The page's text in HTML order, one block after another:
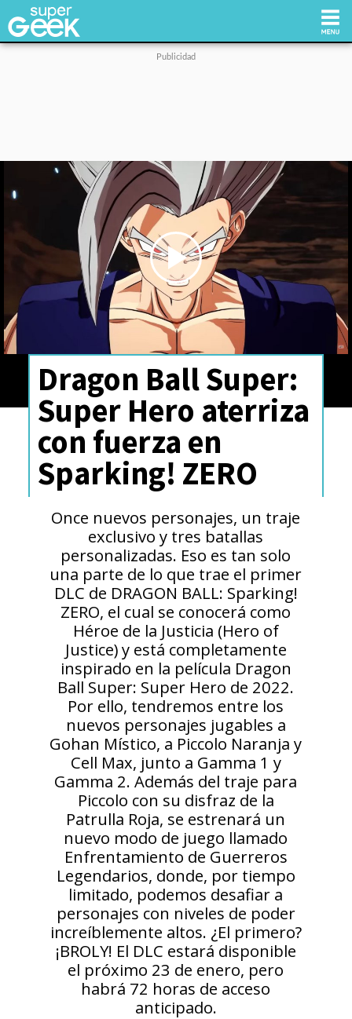
Tecnología
Videojuegos
Reviews
Cultura Pop
Streaming
Síguenos:
Play
Video
Dragon Ball Super:
Super Hero aterriza
con fuerza en
Sparking! ZERO
Once nuevos personajes, un traje
exclusivo y tres batallas
personalizadas. Eso es tan solo
una parte de lo que trae el primer
DLC de DRAGON BALL: Sparking!
ZERO, el cual se conocerá como
Héroe de la Justicia (Hero of
Justice) y está completamente
inspirado en la película Dragon
Ball Super: Super Hero de 2022.
Por ello, tendremos entre los
nuevos personajes jugables a
Gohan Místico, a Piccolo Naranja y
Cell Max, junto a Gamma 1 y
Gamma 2. Además del traje para
Piccolo con su disfraz de la
Patrulla Roja, se estrenará un
nuevo modo de juego llamado
Enfrentamiento de Guerreros
Legendarios, donde, por tiempo
limitado, podemos desafiar a
personajes con niveles de poder
increíblemente altos. ¿El primero?
¡BROLY! El DLC estará disponible
el próximo 23 de enero, pero
habrá 72 horas de acceso
anticipado.